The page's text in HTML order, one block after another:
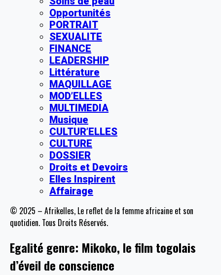
Opportunités
PORTRAIT
SEXUALITE
FINANCE
LEADERSHIP
Littérature
MAQUILLAGE
MOD’ELLES
MULTIMEDIA
Musique
CULTUR’ELLES
CULTURE
DOSSIER
Droits et Devoirs
Elles Inspirent
Affairage
© 2025 – Afrikelles, Le reflet de la femme africaine et son
quotidien. Tous Droits Réservés.
Egalité genre: Mikoko, le film togolais
d’éveil de conscience